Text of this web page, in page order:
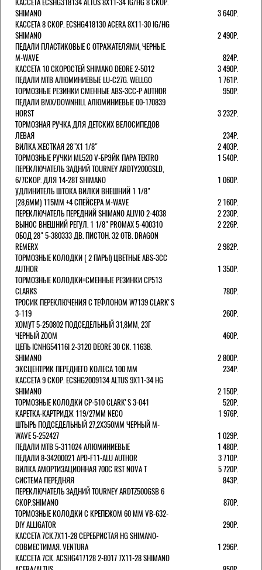
SHIMANO
3 640Р.
КАССЕТА 8 СКОР. ECSHG418130 ACERA 8Х11-30 IG/HG
SHIMANO
2 490Р.
ПЕДАЛИ ПЛАСТИКОВЫЕ С ОТРАЖАТЕЛЯМИ, ЧЕРНЫЕ.
M-WAVE
824Р.
КАССЕТА 10 СКОРОСТЕЙ SHIMANO DEORE 2-5012
3 490Р.
ПЕДАЛИ MTB АЛЮМИНИЕВЫЕ LU-C27G. WELLGO
1 761Р.
ТОРМОЗНЫЕ РЕЗИНКИ СМЕННЫЕ ABS-3CC-P AUTHOR
950Р.
ПЕДАЛИ BMX/DOWNHILL АЛЮМИНИЕВЫЕ 00-170839
HORST
3 232Р.
ТОРМОЗНАЯ РУЧКА ДЛЯ ДЕТСКИХ ВЕЛОСИПЕДОВ
ЛЕВАЯ
234Р.
ВИЛКА ЖЕСТКАЯ 28"Х1 1/8"
2 403Р.
ТОРМОЗНЫЕ РУЧКИ ML520 V-БРЭЙК ПАРА TEKTRO
1 540Р.
ПЕРЕКЛЮЧАТЕЛЬ ЗАДНИЙ TOURNEY ARDTY200GSLD,
6/7СКОР. ДЛЯ 14-28T SHIMANO
1 060Р.
УДЛИНИТЕЛЬ ШТОКА ВИЛКИ ВНЕШНИЙ 1 1/8"
(28,6ММ) 115ММ +4 СПЕЙСЕРА M-WAVE
2 160Р.
ПЕРЕКЛЮЧАТЕЛЬ ПЕРЕДНИЙ SHIMANO ALIVIO 2-4038
2 230Р.
ВЫНОС ВНЕШНИЙ РЕГУЛ. 1 1/8" PROMAX 5-400310
2 226Р.
ОБОД 28" 5-380333 ДВ. ПИСТОН. 32 ОТВ. DRAGON
REMERX
2 982Р.
ТОРМОЗНЫЕ КОЛОДКИ ( 2 ПАРЫ) ЦВЕТНЫЕ ABS-3CC
AUTHOR
1 350Р.
ТОРМОЗНЫЕ КОЛОДКИ+СМЕННЫЕ РЕЗИНКИ CP513
CLARKS
780Р.
ТРОСИК ПЕРЕКЛЮЧЕНИЯ С ТЕФЛОНОМ W7139 СLARK'S
3-119
260Р.
ХОМУТ 5-250802 ПОДСЕДЕЛЬНЫЙ 31,8ММ, 23Г
ЧЕРНЫЙ ZOOM
460Р.
ЦЕПЬ ICNHG54116I 2-3120 DEORE 30 СК. 116ЗВ.
SHIMANO
2 800Р.
ЭКСЦЕНТРИК ПЕРЕДНЕГО КОЛЕСА 100 ММ
234Р.
КАССЕТА 9 СКОР. ECSHG2009134 ALTUS 9Х11-34 HG
SHIMANO
2 150Р.
ТОРМОЗНЫЕ КОЛОДКИ CP-510 CLARK'S 3-041
520Р.
КАРЕТКА-КАРТРИДЖ 119/27ММ NECO
1 976Р.
ШТЫРЬ ПОДСЕДЕЛЬНЫЙ 27,2Х350ММ ЧЕРНЫЙ M-
WAVE 5-252427
1 029Р.
ПЕДАЛИ MTB 5-311024 АЛЮМИНИЕВЫЕ
1 480Р.
ПЕДАЛИ 8-34200021 APD-F11-ALU AUTHOR
3 710Р.
ВИЛКА АМОРТИЗАЦИОННАЯ 700С RST NOVA T
5 720Р.
СИСТЕМА ПЕРЕДНЯЯ
843Р.
ПЕРЕКЛЮЧАТЕЛЬ ЗАДНИЙ TOURNEY ARDTZ500GSB 6
СКОР.SHIMANO
870Р.
ТОРМОЗНЫЕ КОЛОДКИ С КРЕПЕЖОМ 60 ММ VB-632-
DIY ALLIGATOR
290Р.
КАССЕТА 7СК.7Х11-28 СЕРЕБРИСТАЯ HG SHIMANO-
СОВМЕСТИМАЯ. VENTURA
1 296Р.
КАССЕТА 7СК. ACSHG417128 2-8017 7Х11-28 SHIMANO